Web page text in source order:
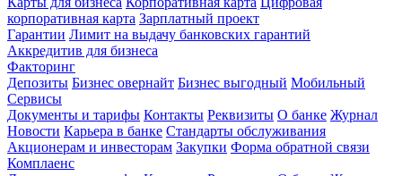
корпоративная карта Зарплатный проект
Гарантии Лимит на выдачу банковских гарантий
Аккредитив для бизнеса
Факторинг
Депозиты Бизнес овернайт Бизнес выгодный Мобильный
Сервисы
Документы и тарифы Контакты Реквизиты О банке Журнал
Новости Карьера в банке Стандарты обслуживания
Акционерам и инвесторам Закупки Форма обратной связи
Комплаенс